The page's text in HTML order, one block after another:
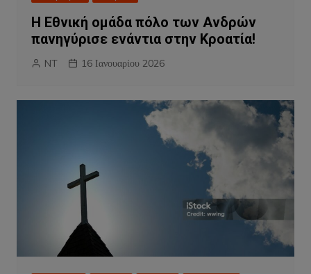
Η Εθνική ομάδα πόλο των Ανδρών
πανηγύρισε ενάντια στην Κροατία!
NT 16 Ιανουαρίου 2026